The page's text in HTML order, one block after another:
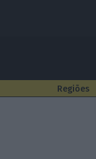
Regiões